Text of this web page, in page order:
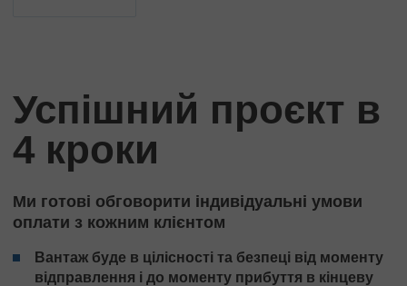
Успішний проєкт в
4 кроки
Ми готові обговорити індивідуальні умови
оплати з кожним клієнтом
Вантаж буде в цілісності та безпеці від моменту
відправлення і до моменту прибуття в кінцеву